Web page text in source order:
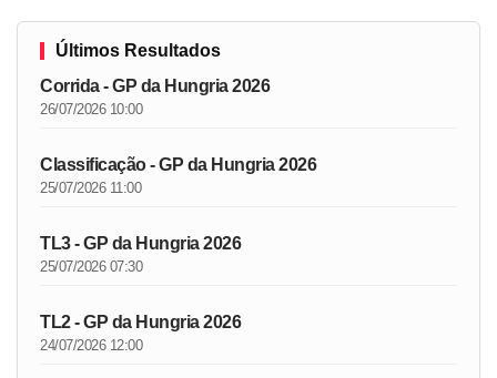
Últimos Resultados
Corrida - GP da Hungria 2026
26/07/2026 10:00
Classificação - GP da Hungria 2026
25/07/2026 11:00
TL3 - GP da Hungria 2026
25/07/2026 07:30
TL2 - GP da Hungria 2026
24/07/2026 12:00